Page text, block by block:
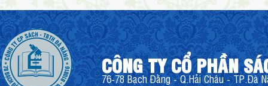
CÔNG TY CỔ PHẦN
76-78 Bạch Đằng - Q.Hải Châu - TP.Đà